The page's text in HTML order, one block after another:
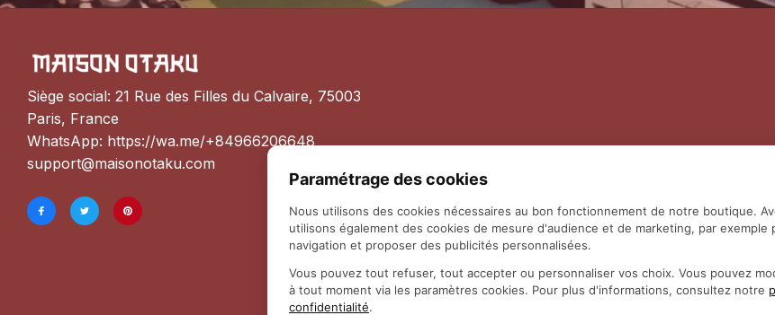
Siège social: 21 Rue des Filles du Calvaire, 75003
Paris, France
WhatsApp: https://wa.me/+84966206648
support@maisonotaku.com
Paramétrage des cookies
Nous utilisons des cookies nécessaires au bon fonctionnement de notre boutique.
utilisons également des cookies de mesure d'audience et de marketing, par exemple
navigation et proposer des publicités personnalisées.
Vous pouvez tout refuser, tout accepter ou personnaliser vos choix. Vous pouvez
à tout moment via les paramètres cookies. Pour plus d'informations, consultez notre
confidentialité.